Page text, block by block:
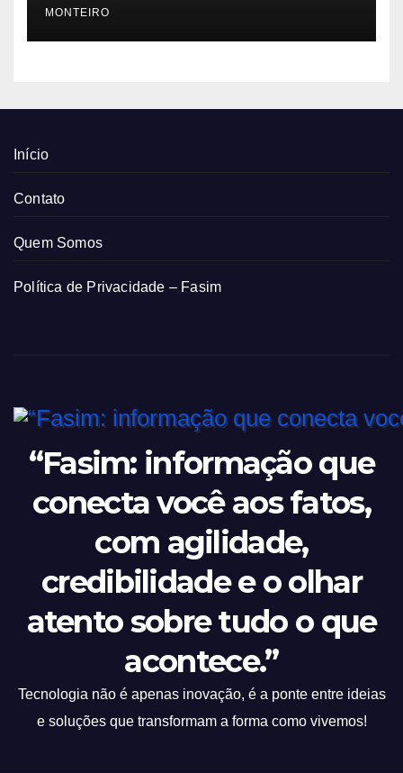
MONTEIRO
Início
Contato
Quem Somos
Política de Privacidade – Fasim
“Fasim: informação que
conecta você aos fatos,
com agilidade,
credibilidade e o olhar
atento sobre tudo o que
acontece.”
Tecnologia não é apenas inovação, é a ponte entre ideias
e soluções que transformam a forma como vivemos!